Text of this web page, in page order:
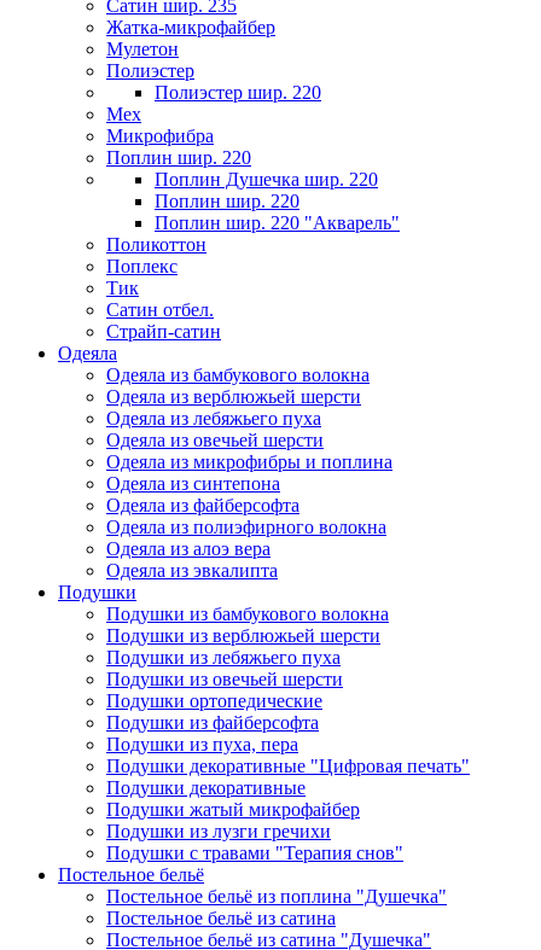
Сатин шир. 235
Жатка-микрофайбер
Мулетон
Полиэстер
Полиэстер шир. 220
Мех
Микрофибра
Поплин шир. 220
Поплин Душечка шир. 220
Поплин шир. 220
Поплин шир. 220 "Акварель"
Поликоттон
Поплекс
Тик
Сатин отбел.
Страйп-сатин
Одеяла
Одеяла из бамбукового волокна
Одеяла из верблюжьей шерсти
Одеяла из лебяжьего пуха
Одеяла из овечьей шерсти
Одеяла из микрофибры и поплина
Одеяла из синтепона
Одеяла из файберсофта
Одеяла из полиэфирного волокна
Одеяла из алоэ вера
Одеяла из эвкалипта
Подушки
Подушки из бамбукового волокна
Подушки из верблюжьей шерсти
Подушки из лебяжьего пуха
Подушки из овечьей шерсти
Подушки ортопедические
Подушки из файберсофта
Подушки из пуха, пера
Подушки декоративные "Цифровая печать"
Подушки декоративные
Подушки жатый микрофайбер
Подушки из лузги гречихи
Подушки с травами "Терапия снов"
Постельное бельё
Постельное бельё из поплина "Душечка"
Постельное бельё из сатина
Постельное бельё из сатина "Душечка"